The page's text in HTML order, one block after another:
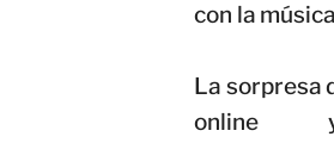
con la
La sorpresa